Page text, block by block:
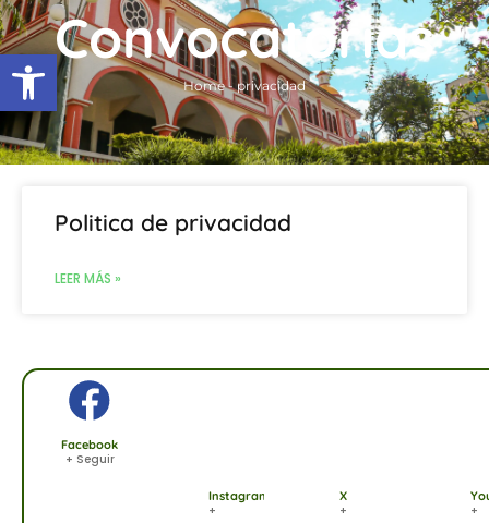
Abrir barra de herramientas
Ir
al
contenidoConvocatorias
Home-privacidad
Politica de privacidad
LEER MÁS »
Facebook
+ Seguir
Instagram
+
X
+
+